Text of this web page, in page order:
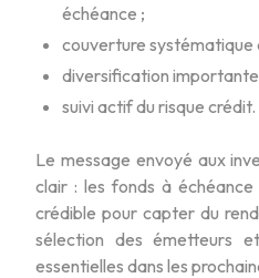
échéance ;
couverture systématique
diversification
suivi actif du risque crédit.
Le message envoyé aux
clair : les fonds à
crédible pour capter du
sélection des émetteurs
essentielles dans les